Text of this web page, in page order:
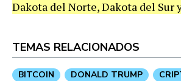
Dakota del Norte, Dakota del Sur
TEMAS RELACIONADOS
BITCOIN DONALD TRUMP